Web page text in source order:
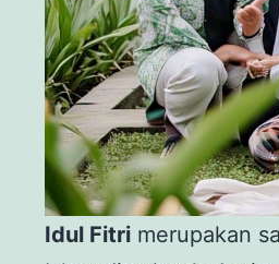
Idul Fitri merupakan